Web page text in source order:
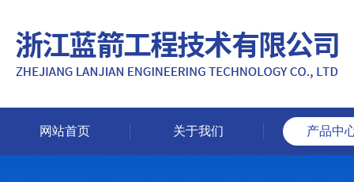
网站首页 关于我们 产品中